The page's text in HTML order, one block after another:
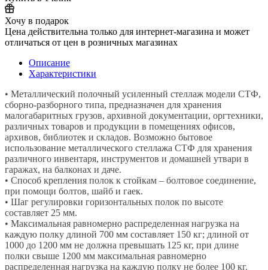
Хочу в подарок
Цена действительна только для интернет-магазина и может
отличаться от цен в розничных магазинах
Описание
Характеристики
• Металлический полочный усиленный стеллаж модели СТФ,
сборно-разборного типа, предназначен для хранения
малогабаритных грузов, архивной документации, оргтехники,
различных товаров и продукции в помещениях офисов,
архивов, библиотек и складов. Возможно бытовое
использование металлического стеллажа СТФ для хранения
различного инвентаря, инструментов и домашней утвари в
гаражах, на балконах и даче.
• Способ крепления полок к стойкам – болтовое соединение,
при помощи болтов, шайб и гаек.
• Шаг регулировки горизонтальных полок по высоте
составляет 25 мм.
• Максимальная равномерно распределенная нагрузка на
каждую полку длиной 700 мм составляет 150 кг; длиной от
1000 до 1200 мм не должна превышать 125 кг, при длине
полки свыше 1200 мм максимальная равномерно
распределенная нагрузка на каждую полку не более 100 кг.